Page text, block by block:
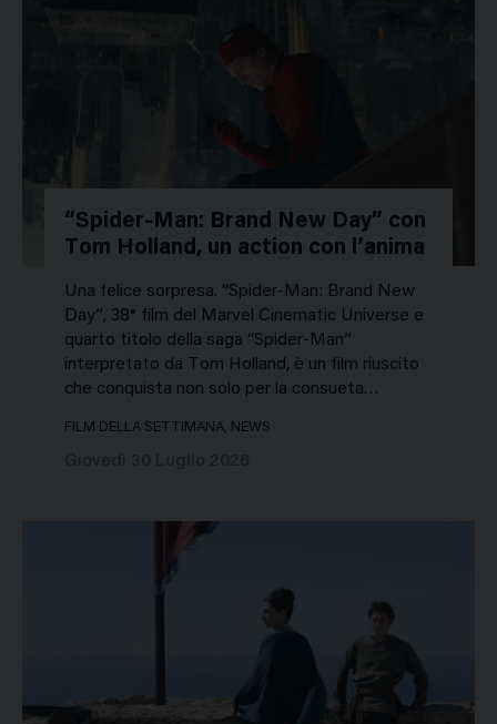
“Spider-Man: Brand New Day” con
Tom Holland, un action con l’anima
Una felice sorpresa. “Spider-Man: Brand New
Day”, 38° film del Marvel Cinematic Universe e
quarto titolo della saga “Spider-Man”
interpretato da Tom Holland, è un film riuscito
che conquista non solo per la consueta…
FILM DELLA SETTIMANA, NEWS